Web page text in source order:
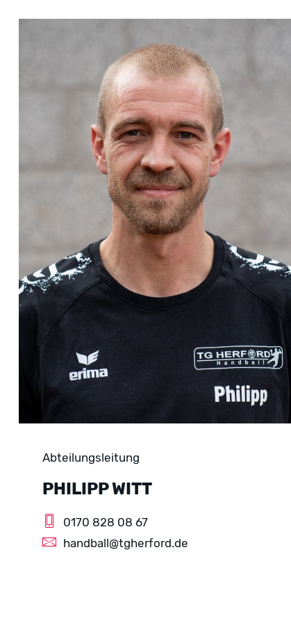
Abteilungsleitung
PHILIPP WITT
0170 828 08 67
handball@tgherford.de